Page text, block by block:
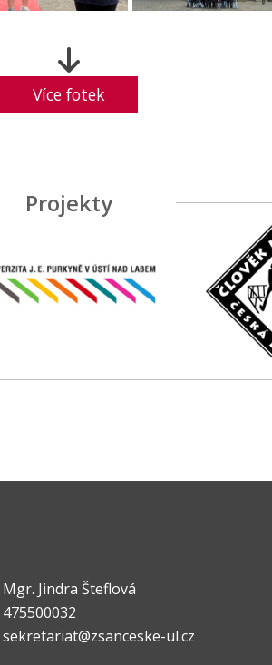
Více fotek
Projekty
Mgr. Jindra Šteflová
475500032
sekretariat@zsanceske-ul.cz